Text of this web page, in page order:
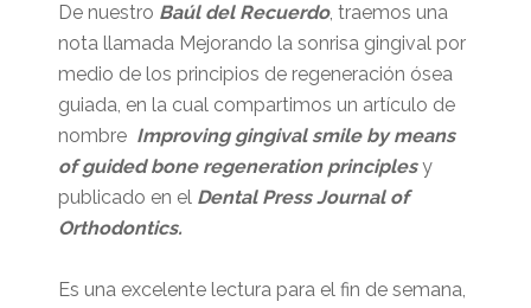
De nuestro Baúl del Recuerdo, traemos una
nota llamada Mejorando la sonrisa gingival por
medio de los principios de regeneración ósea
guiada, en la cual compartimos un artículo de
nombre Improving gingival smile by means
of guided bone regeneration principlesy
publicado en el Dental Press Journal of
Orthodontics.
Es una excelente lectura para el fin de semana,